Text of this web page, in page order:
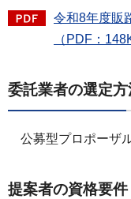
令和8年度販
（PDF：
委託業者の選定方
公募型プロポーザ
提案者の資格要件